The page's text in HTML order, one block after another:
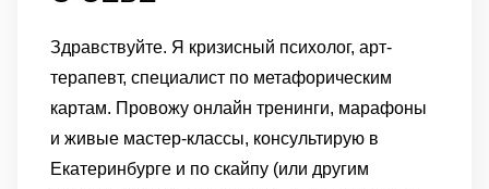
Здравствуйте. Я кризисный психолог, арт-
терапевт, специалист по метафорическим
картам. Провожу онлайн тренинги, марафоны
и живые мастер-классы, консультирую в
Екатеринбурге и по скайпу (или другим